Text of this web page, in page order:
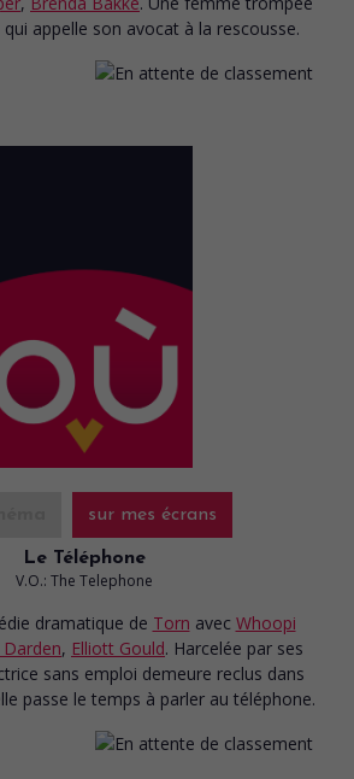
appelle son avocat à la rescousse.
sur mes écrans
Le Téléphone
V.O.: The Telephone
dramatique de Torn avec Whoopi
Darden, Elliott Gould. Harcelée par ses
sans emploi demeure reclus dans
passe le temps à parler au téléphone.